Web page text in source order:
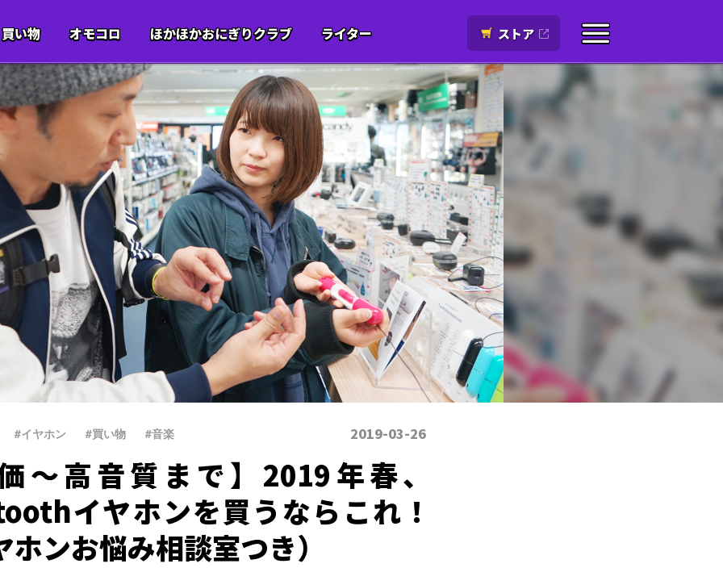
買い物 オモコロ ほかほかおにぎりクラブ ライター ストア
#イヤホン #買い物 #音楽 2019-03-26
～高音質まで】2019年春、
イヤホンを買うならこれ！
ホンお悩み相談室つき）